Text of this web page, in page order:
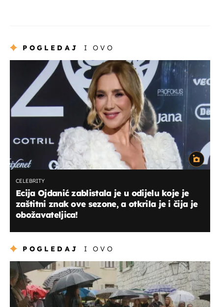
POGLEDAJ I OVO
CELEBRITY
Ecija Ojdanić zablistala je u odijelu koje je
zaštitni znak ove sezone, a otkrila je i čija je
obožavateljica!
POGLEDAJ I OVO